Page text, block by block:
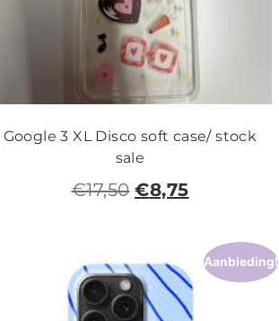
Google 3 XL Disco soft case/ stock
sale
€17,50 €8,75
Aanbieding!